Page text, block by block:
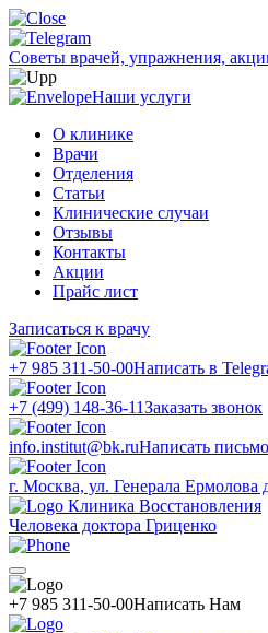
Советы врачей, упражнения,
Наши услуги
О клинике
Врачи
Отделения
Статьи
Клинические случаи
Отзывы
Контакты
Акции
Прайс лист
Записаться к врачу
+7 985 311-50-00Написать в
+7 (499) 148-36-11Заказать звонок
info.institut@bk.ruНаписать письмо
г. Москва, ул. Генерала Ермолова
Клиника Восстановления
Человека доктора Гриценко
+7 985 311-50-00Написать Нам